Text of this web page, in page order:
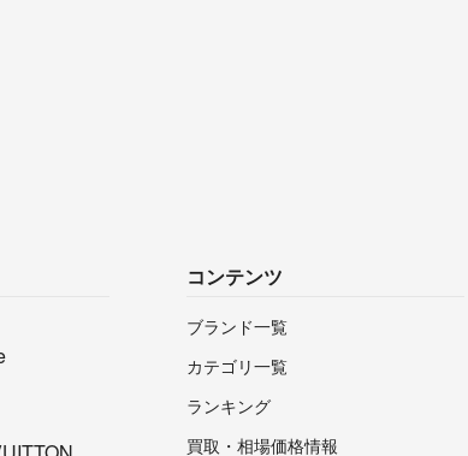
コンテンツ
ブランド一覧
カテゴリ一覧
ランキング
買取・相場価格情報